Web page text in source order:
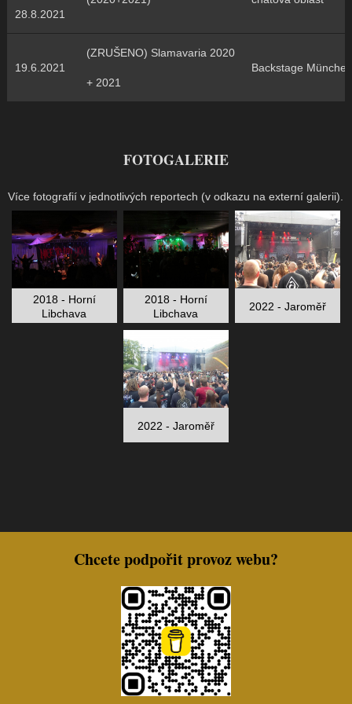
28.8.2021
19.6.2021
(ZRUŠENO) Slamavaria 2020
+ 2021
Backstage München
FOTOGALERIE
Více fotografií v jednotlivých reportech (v odkazu na externí galerii).
2018 - Horní
Libchava
2018 - Horní
Libchava
2022 - Jaroměř
2022 - Jaroměř
Chcete podpořit provoz webu?